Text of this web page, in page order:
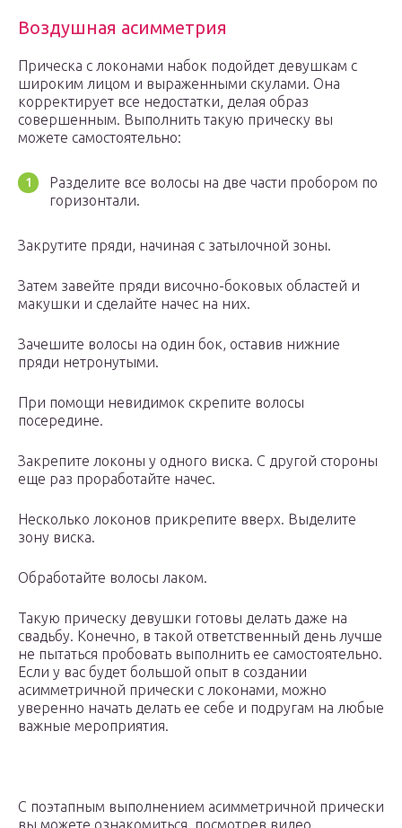
Воздушная асимметрия
Прическа с локонами набок подойдет девушкам с
широким лицом и выраженными скулами. Она
корректирует все недостатки, делая образ
совершенным. Выполнить такую прическу вы
можете самостоятельно:
Разделите все волосы на две части пробором по
горизонтали.
Закрутите пряди, начиная с затылочной зоны.
Затем завейте пряди височно-боковых областей и
макушки и сделайте начес на них.
Зачешите волосы на один бок, оставив нижние
пряди нетронутыми.
При помощи невидимок скрепите волосы
посередине.
Закрепите локоны у одного виска. С другой стороны
еще раз проработайте начес.
Несколько локонов прикрепите вверх. Выделите
зону виска.
Обработайте волосы лаком.
Такую прическу девушки готовы делать даже на
свадьбу. Конечно, в такой ответственный день лучше
не пытаться пробовать выполнить ее самостоятельно.
Если у вас будет большой опыт в создании
асимметричной прически с локонами, можно
уверенно начать делать ее себе и подругам на любые
важные мероприятия.
С поэтапным выполнением асимметричной прически
вы можете ознакомиться, посмотрев видео.